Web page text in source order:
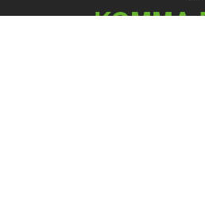
KOMMA